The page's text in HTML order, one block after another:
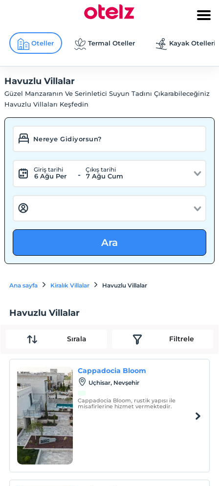
Oteller Termal Oteller Kayak Otelleri
Havuzlu Villalar
Güzel Manzaranın Ve Serinletici Suyun Tadını Çıkarabileceğiniz
Havuzlu Villaları Keşfedin
Giriş tarihi
6 Ağu Per -
Çıkış tarihi
7 Ağu Cum
Ara
Ana sayfa Kiralık Villalar Havuzlu Villalar
Havuzlu Villalar
Sırala Filtrele
Cappadocia Bloom
Uçhisar, Nevşehir
Cappadocia Bloom, rustik yapısı ile
misafirlerine hizmet vermektedir.